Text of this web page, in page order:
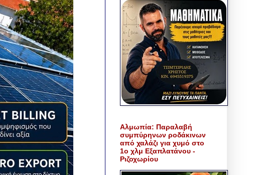
Αλμωπία: Παραλαβή
συμπύρηνων ροδάκινων
από χαλάζι για χυμό στο
1ο χλμ Εξαπλατάνου -
Ριζοχωρίου